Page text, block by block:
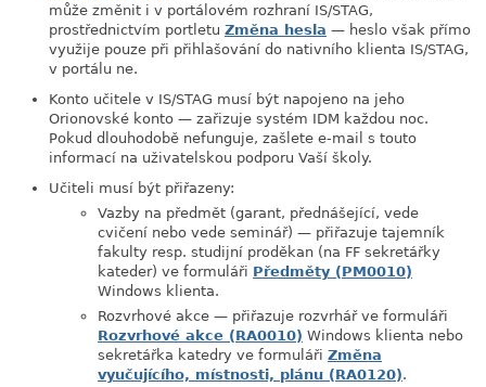
může změnit i v portálovém rozhraní IS/STAG,
prostřednictvím portletu Změna hesla — heslo však přímo
využije pouze při přihlašování do nativního klienta IS/STAG,
v portálu ne.
Konto učitele v IS/STAG musí být napojeno na jeho
Orionovské konto — zařizuje systém IDM každou noc.
Pokud dlouhodobě nefunguje, zašlete e-mail s touto
informací na uživatelskou podporu Vaší školy.
Učiteli musí být přiřazeny:
Vazby na předmět (garant, přednášející, vede
cvičení nebo vede seminář) — přiřazuje tajemník
fakulty resp. studijní proděkan (na FF sekretářky
kateder) ve formuláři Předměty (PM0010)
Windows klienta.
Rozvrhové akce — přiřazuje rozvrhář ve formuláři
Rozvrhové akce (RA0010) Windows klienta nebo
sekretářka katedry ve formuláři Změna
vyučujícího, místnosti, plánu (RA0120).